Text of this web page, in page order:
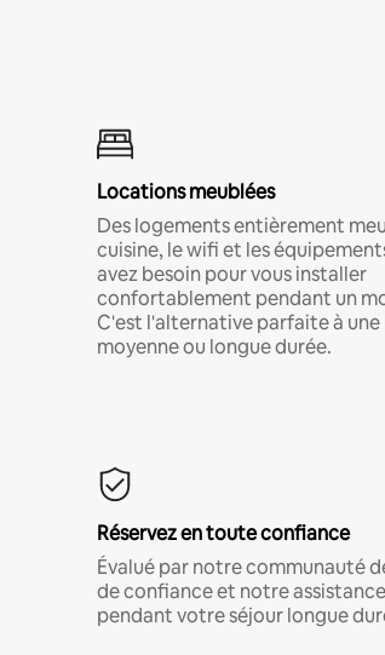
Locations meublées
Des logements entièrement
cuisine, le wifi et les
avez besoin pour vous installer
confortablement pendant un
C'est l'alternative parfaite à
moyenne ou longue durée.
Réservez en toute confiance
Évalué par notre communauté
de confiance et notre
pendant votre séjour longue